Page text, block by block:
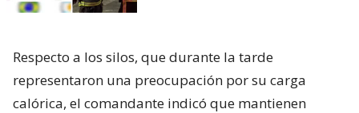
Respecto a los silos, que durante la tarde
representaron una preocupación por su carga
calórica, el comandante indicó que mantienen